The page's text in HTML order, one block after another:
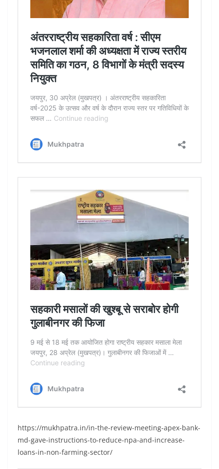
https://mukhpatra.in/in-the-review-meeting-apex-bank-
md-gave-instructions-to-reduce-npa-and-increase-
loans-in-non-farming-sector/